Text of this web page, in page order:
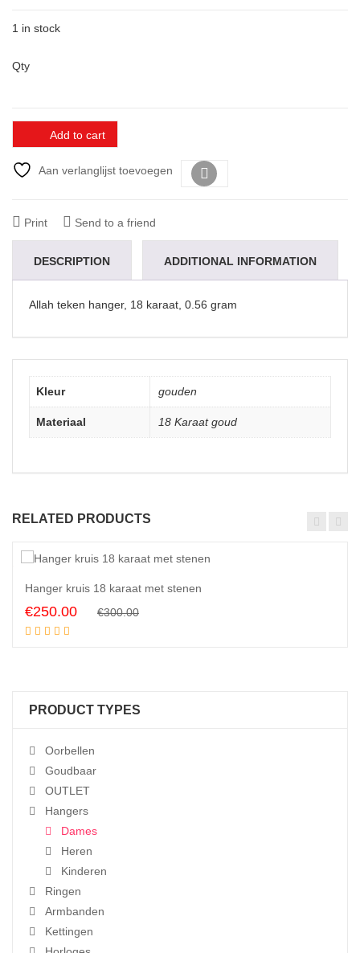
1 in stock
Qty
Add to cart
Aan verlanglijst toevoegen
Print Send to a friend
DESCRIPTION ADDITIONAL INFORMATION
Allah teken hanger, 18 karaat, 0.56 gram
Kleur gouden
Materiaal 18 Karaat goud
RELATED PRODUCTS
Hanger kruis 18 karaat met stenen
€300.00Original
€250.00
Current
PRODUCT TYPES
Oorbellen
Goudbaar
OUTLET
Hangers
Dames
Heren
Kinderen
Ringen
Armbanden
Kettingen